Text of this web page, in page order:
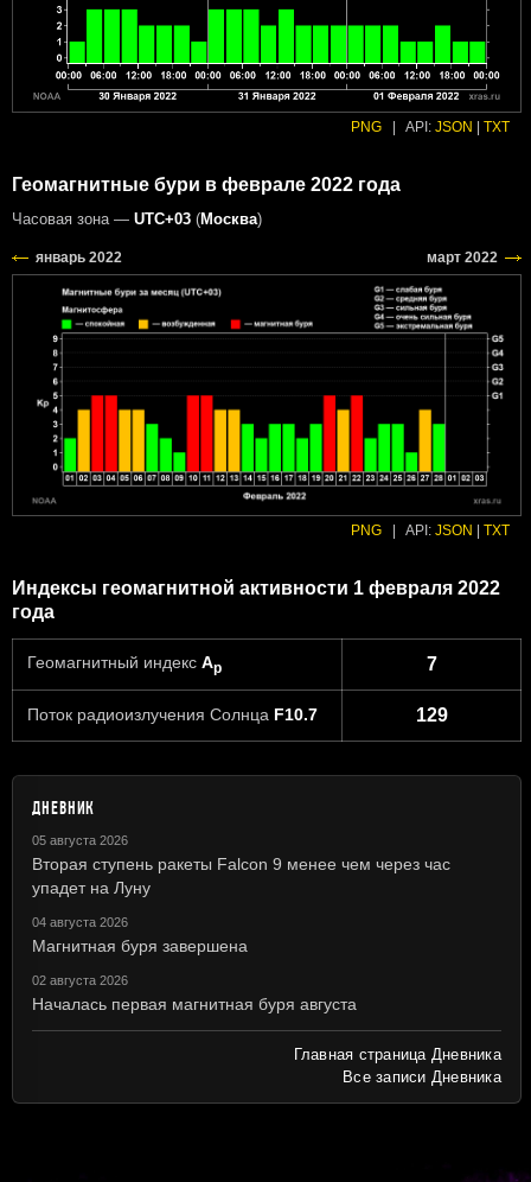
PNG API: JSON TXT
Геомагнитные бури в феврале 2022 года
Часовая зона — UTC+03 (Москва)
PNG API: JSON TXT
Индексы геомагнитной активности 1 февраля 2022
года
Геомагнитный индекс Ap 7
Поток радиоизлучения Солнца F10.7 129
ДНЕВНИК
05 августа 2026
Вторая ступень ракеты Falcon 9 менее чем через час
упадет на Луну
04 августа 2026
Магнитная буря завершена
02 августа 2026
Началась первая магнитная буря августа
Главная страница Дневника
Все записи Дневника